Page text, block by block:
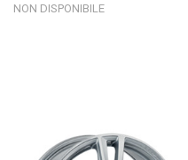
NON DISPONIBILE